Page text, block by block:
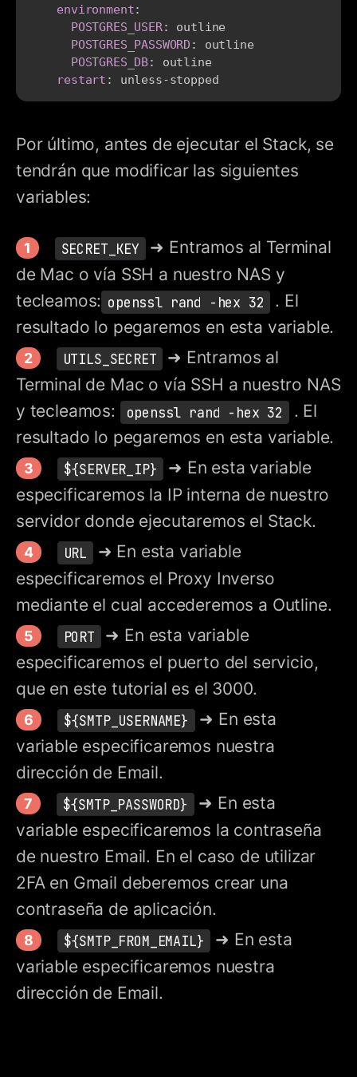
environment:
POSTGRES_USER:
outline
POSTGRES_PASSWORD :
outline
POSTGRES_DB:
outline
restart : unless-
Por último, antes de ejecutar el Stack, se
tendrán que modificar las siguientes
variables:
SECRET_KEY
➜ Entramos al Terminal
de Mac o vía SSH a nuestro NAS y
tecleamos: openssl rand -hex 32
. El
resultado lo pegaremos en esta variable.
UTILS_SECRET
➜ Entramos al
Terminal de Mac o vía SSH a nuestro NAS
y tecleamos:
openssl rand -hex 32
. El
resultado lo pegaremos en esta variable.
${SERVER_IP}
➜ En esta variable
especificaremos la IP interna de nuestro
servidor donde ejecutaremos el Stack.
URL
➜ En esta variable
especificaremos el Proxy Inverso
mediante el cual accederemos a Outline.
PORT
➜ En esta variable
especificaremos el puerto del servicio,
que en este tutorial es el 3000.
${SMTP_USERNAME}
➜ En esta
variable especificaremos nuestra
dirección de Email.
${SMTP_PASSWORD}
➜ En esta
variable especificaremos la contraseña
de nuestro Email. En el caso de utilizar
2FA en Gmail deberemos crear una
contraseña de aplicación.
${SMTP_FROM_EMAIL}
➜ En esta
variable especificaremos nuestra
dirección de Email.